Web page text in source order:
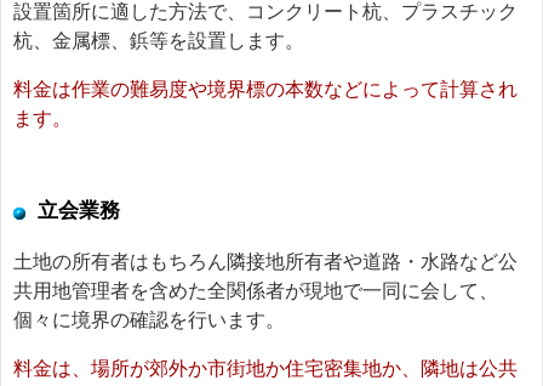
設置箇所に適した方法で、コンクリート杭、プラスチック
杭、金属標、鋲等を設置します。
料金は作業の難易度や境界標の本数などによって計算され
ます。
立会業務
土地の所有者はもちろん隣接地所有者や道路・水路など公
共用地管理者を含めた全関係者が現地で一同に会して、
個々に境界の確認を行います。
料金は、場所が郊外か市街地か住宅密集地か、隣地は公共